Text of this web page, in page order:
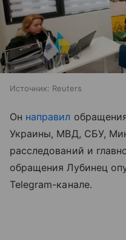
Источник: Reuters
Он направил
Украины, МВД, СБУ,
расследований и
обращения Лубинец
Telegram-канале.